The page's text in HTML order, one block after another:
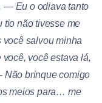
— Eu o odiava tanto
tio não tivesse me
você salvou minha
você estava lá,
brinque comigo
meios para… me